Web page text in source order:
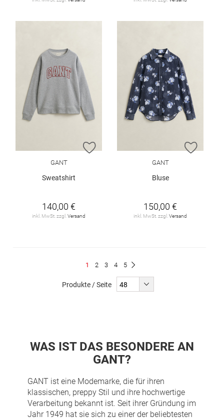
ZUR WUNSCHLISTE HINZUFÜGEN
GANT
Sweatshirt
140,00 €
inkl. MwSt. zzgl.Versand
ZUR
GANT
Bluse
150,00 €
inkl. MwSt. zzgl.Versand
Du
1 Seite
2 Seite
3 Seite
4 Seite
5
Produkte / Seite
WAS IST DAS BESONDERE AN
GANT?
GANT ist eine Modemarke, die für ihren
klassischen, preppy Stil und ihre hochwertige
Verarbeitung bekannt ist. Seit ihrer Gründung im
Jahr 1949 hat sie sich zu einer der beliebtesten